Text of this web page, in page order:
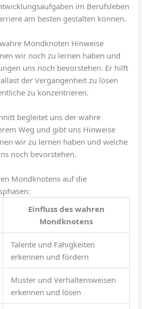
im Berufsleben
am besten gestalten können.
Mondknoten Hinweise
wir noch zu lernen haben und
uns noch bevorstehen. Er hilft
der Vergangenheit zu lösen
zu konzentrieren.
begleitet uns der wahre
Weg und gibt uns Hinweise
wir zu lernen haben und welche
noch bevorstehen.
Mondknotens auf die
Einfluss des wahren
Mondknotens
Talente und Fähigkeiten
erkennen und fördern
Muster und Verhaltensweisen
erkennen und lösen